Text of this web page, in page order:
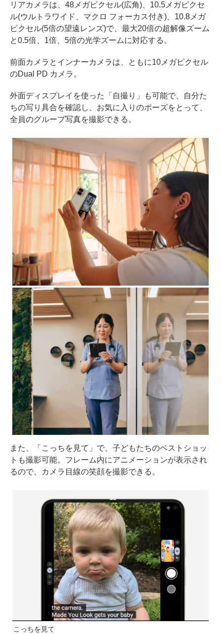
リアカメラは、48メガピクセル(広角)、10.5メガピクセ
ル(ウルトラワイド、マクロ フォーカス付き)、10.8メガ
ピクセル(5倍の望遠レンズ)で、最大20倍の超解像ズーム
と0.5倍、1倍、5倍の光学ズームに対応する。
前面カメラとインナーカメラは、ともに10メガピクセル
のDual PD カメラ。
外面ディスプレイを使った「自撮り」も可能で、自分た
ちの写り具合を確認し、お気に入りのポーズをとって、
全員のグループ写真を撮影できる。
また、「こっちを見て」で、子どもたちのベストショッ
トも撮影可能。フレーム内にアニメーションが表示され
るので、カメラ目線の笑顔を撮影できる。
こっちを見て